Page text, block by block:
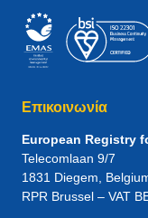
Επικοινωνία
European Registry
Telecomlaan 9/7
1831 Diegem,
RPR Brussel – VAT